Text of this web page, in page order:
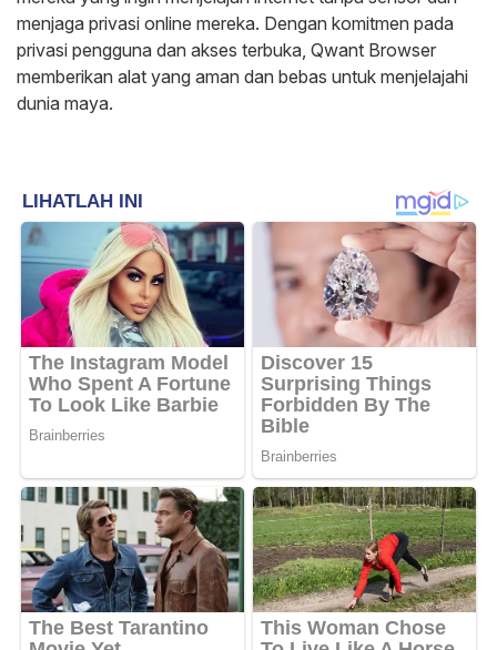
menjaga privasi online mereka. Dengan komitmen pada
privasi pengguna dan akses terbuka, Qwant Browser
memberikan alat yang aman dan bebas untuk menjelajahi
dunia maya.